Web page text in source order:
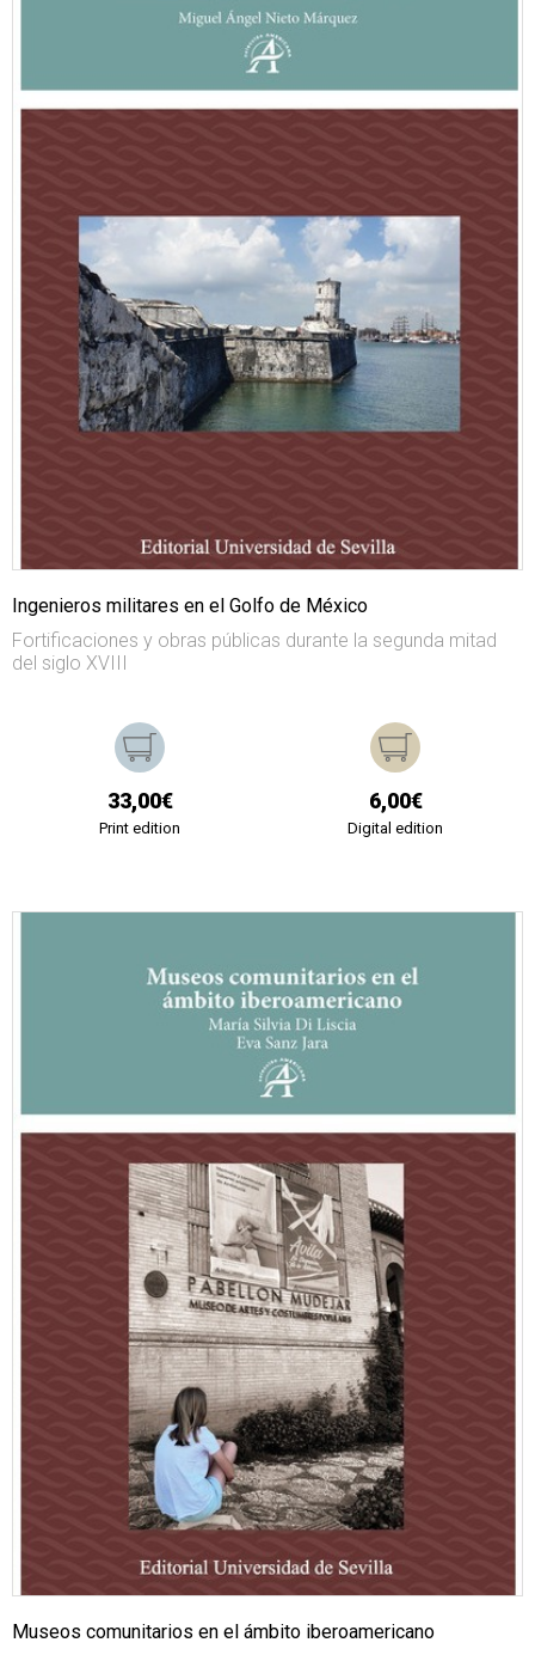
Ingenieros militares en el Golfo de México
Fortificaciones y obras públicas durante la segunda mitad
del siglo XVIII
33,00€
Print edition
6,00€
Digital edition
Museos comunitarios en el ámbito iberoamericano